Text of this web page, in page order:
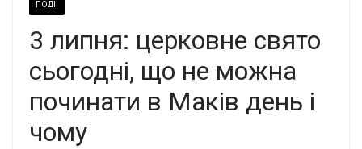
ПОДІЇ
3 липня: церковне свято
сьогодні, що не можна
починати в Маків день і
чому